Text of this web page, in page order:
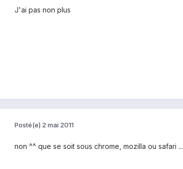
J'ai pas non plus
Posté(e) 2 mai 2011
non ^^ que se soit sous chrome, mozilla ou safari ...